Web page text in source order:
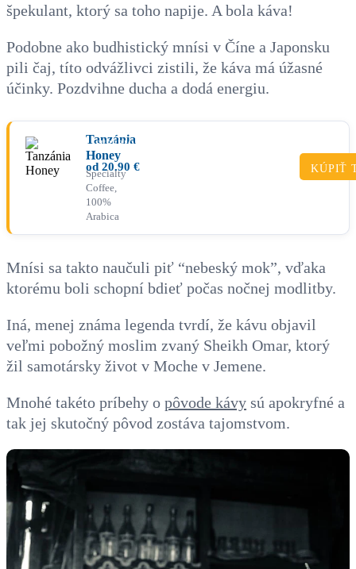
špekulant, ktorý sa toho napije. A bola káva!
Podobne ako budhistický mnísi v Číne a Japonsku
pili čaj, títo odvážlivci zistili, že káva má úžasné
účinky. Pozdvihne ducha a dodá energiu.
Tanzánia
Honey
Specialty
Coffee,
100%
Arabica
SUPERIOR
od 20.90 € KÚPIŤ
Mnísi sa takto naučuli piť “nebeský mok”, vďaka
ktorému boli schopní bdieť počas nočnej modlitby.
Iná, menej známa legenda tvrdí, že kávu objavil
veľmi pobožný moslim zvaný Sheikh Omar, ktorý
žil samotársky život v Moche v Jemene.
Mnohé takéto príbehy o pôvode kávy sú apokryfné a
tak jej skutočný pôvod zostáva tajomstvom.